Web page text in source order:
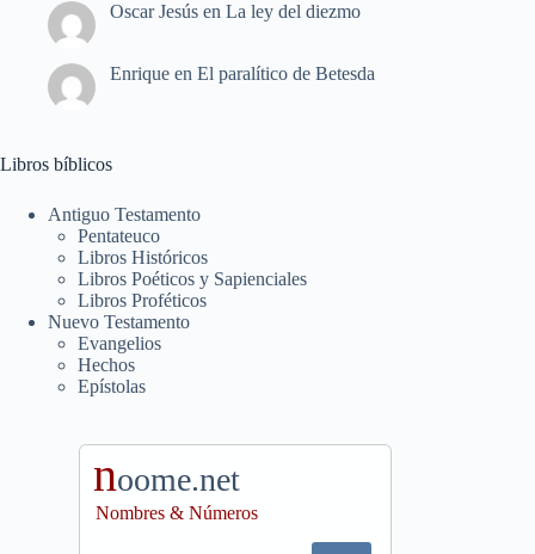
Oscar Jesús en La ley del diezmo
Enrique en El paralítico de Betesda
Libros bíblicos
Antiguo Testamento
Pentateuco
Libros Históricos
Libros Poéticos y Sapienciales
Libros Proféticos
Nuevo Testamento
Evangelios
Hechos
Epístolas
noome.net
Nombres & Números